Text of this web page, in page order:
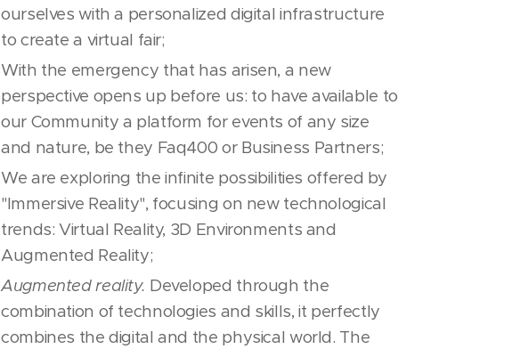
ourselves with a personalized digital infrastructure
to create a virtual fair;
With the emergency that has arisen, a new
perspective opens up before us: to have available to
our Community a platform for events of any size
and nature, be they Faq400 or Business Partners;
We are exploring the infinite possibilities offered by
"Immersive Reality", focusing on new technological
trends: Virtual Reality, 3D Environments and
Augmented Reality;
Augmented reality. Developed through the
combination of technologies and skills, it perfectly
combines the digital and the physical world. The